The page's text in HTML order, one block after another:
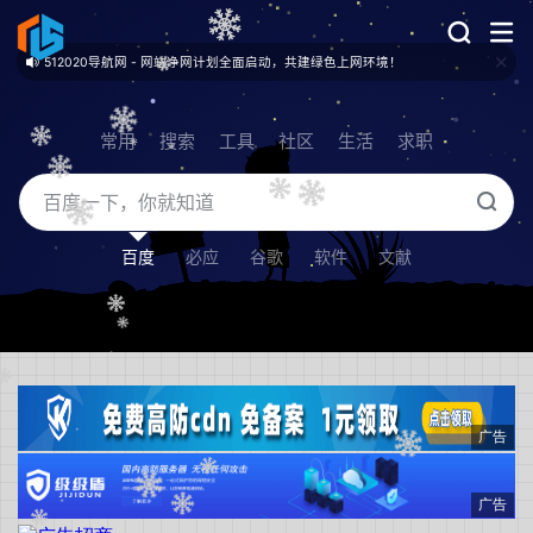
512020导航网 - 网站净网计划全面启动，共建绿色上网环境！
站点数据 - 总收录：153 个 / 已审核：142 个 / 审核中：2 个 / 已拒绝：9 个
常用 搜索 工具 社区 生活 求职
百度 必应 谷歌 软件 文献